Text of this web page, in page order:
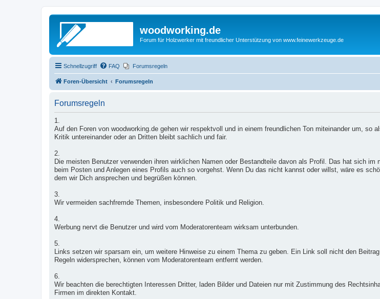
woodworking.de
Forum für Holzwerker mit freundlicher Unterstützung von www.feinewerkzeuge.de
Schnellzugriff FAQ Forumsregeln
Foren-Übersicht Forumsregeln
Forumsregeln
1.
Auf den Foren von woodworking.de gehen wir respektvoll und in einem freundlichen Ton miteinander um,
Kritik untereinander oder an Dritten bleibt sachlich und fair.
2.
Die meisten Benutzer verwenden ihren wirklichen Namen oder Bestandteile davon als Profil. Das hat sich
beim Posten und Anlegen eines Profils auch so vorgehst. Wenn Du das nicht kannst oder willst, wäre es
dem wir Dich ansprechen und begrüßen können.
3.
Wir vermeiden sachfremde Themen, insbesondere Politik und Religion.
4.
Werbung nervt die Benutzer und wird vom Moderatorenteam wirksam unterbunden.
5.
Links setzen wir sparsam ein, um weitere Hinweise zu einem Thema zu geben. Ein Link soll nicht den
Regeln widersprechen, können vom Moderatorenteam entfernt werden.
6.
Wir beachten die berechtigten Interessen Dritter, laden Bilder und Dateien nur mit Zustimmung des
Firmen im direkten Kontakt.